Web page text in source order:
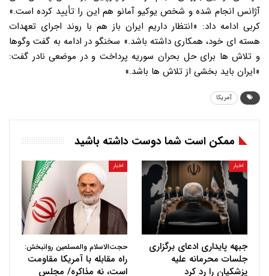
آژانس انجام شده و شخص یوکیو آمانو هم این را تأیید کرده است.»
کربی ادامه داد: «انتظار داریم ایران باز هم با روند اجرای تعهدات
هسته ای خود، همکاری داشته باشد.» سخنگو در ادامه به گفت وگوها
و تلاش ها برای حل بحران سوریه پرداخت و در موضعی نادر گفت:
«ایران باید بخشی از تلاش ها باشد.»
آمریکا
ممکن است شما دوست داشته باشید
اخبار
جبهه پایداری ادعای برگزاری
جلسات محرمانه علیه
پزشکیان را رد کرد
اخبار
حجت‌الاسلام والمسلمین روانبخش:
راه مقابله با آمریکا مقاومت
است، نه مذاکره/ مجلس